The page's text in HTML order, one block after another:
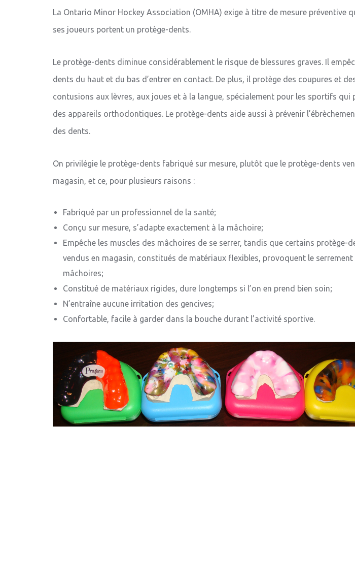
La Ontario Minor Hockey Association (OMHA) exige à titre de mesure préventive
ses joueurs portent un protège-dents.
Le protège-dents diminue considérablement le risque de blessures graves. Il
dents du haut et du bas d’entrer en contact. De plus, il protège des coupures et
contusions aux lèvres, aux joues et à la langue, spécialement pour les sportifs qui
des appareils orthodontiques. Le protège-dents aide aussi à prévenir
des dents.
On privilégie le protège-dents fabriqué sur mesure, plutôt que le protège-dents
magasin, et ce, pour plusieurs raisons :
Fabriqué par un professionnel de la santé;
Conçu sur mesure, s’adapte exactement à la mâchoire;
Empêche les muscles des mâchoires de se serrer, tandis que certains protège-
vendus en magasin, constitués de matériaux flexibles, provoquent le serrement
mâchoires;
Constitué de matériaux rigides, dure longtemps si l’on en prend bien soin;
N’entraîne aucune irritation des gencives;
Confortable, facile à garder dans la bouche durant l’activité sportive.